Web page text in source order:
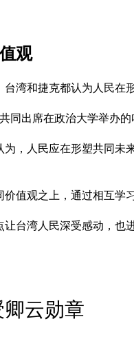
观
湾和捷克都认为人民
出席在政治大学举办的
，人民应在形塑共同未
值观之上，通过相互学
台湾人民深受感动，也
云勋章